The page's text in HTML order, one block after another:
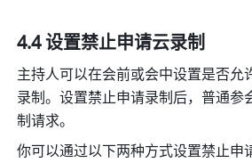
4.4 设置禁止申请云录制
主持人可以在会前或会中设置是否允
录制。设置禁止申请录制后，普通参
制请求。
你可以通过以下两种方式设置禁止申